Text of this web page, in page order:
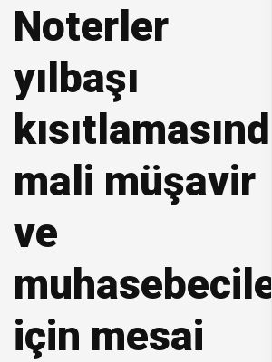
Noterler
yılbaşı
kısıtlamasında
mali müşavir
ve
muhasebeciler
için mesai